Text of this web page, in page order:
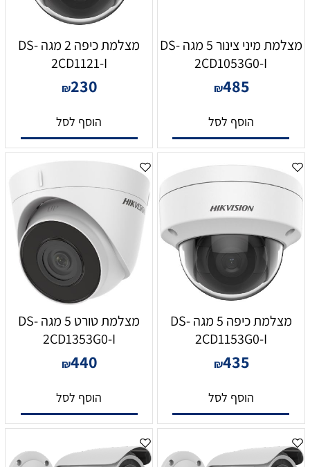
מצלמת מיני צינור 5 מגה DS-
2CD1053G0-I
₪485
הוסף לסל
מצלמת כיפה 2 מגה DS-
2CD1121-I
₪230
הוסף לסל
מצלמת כיפה 5 מגה DS-
2CD1153G0-I
₪435
הוסף לסל
מצלמת טורט 5 מגה DS-
2CD1353G0-I
₪440
הוסף לסל